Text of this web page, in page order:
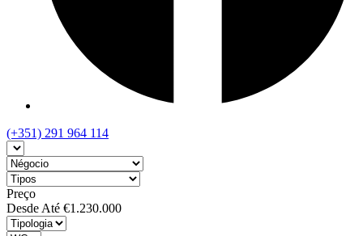
(+351) 291 964 114
Preço
Desde Até €1.230.000